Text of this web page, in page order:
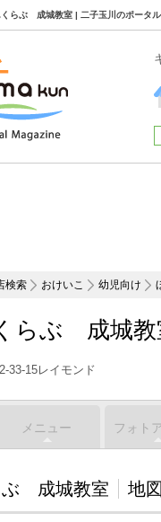
らぶ 成城教室 | 二子玉川のポータ
検索 おけいこ 幼児向け
らぶ 成城教
33-15レイモンド
メニュー フォト
ぶ 成城教室 地図